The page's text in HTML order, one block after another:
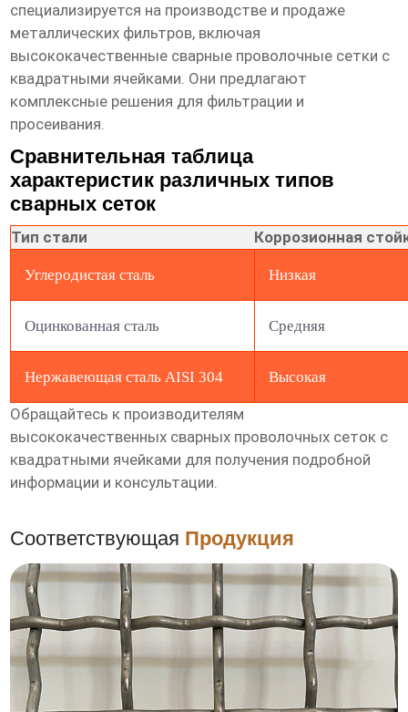
специализируется на производстве и продаже
металлических фильтров, включая
высококачественные сварные проволочные сетки с
квадратными ячейками. Они предлагают
комплексные решения для фильтрации и
просеивания.
Сравнительная таблица
характеристик различных типов
сварных сеток
Тип стали Коррозионная
Углеродистая сталь Низкая
Оцинкованная сталь Средняя
Нержавеющая сталь AISI 304 Высокая
Обращайтесь к производителям
высококачественных сварных проволочных сеток с
квадратными ячейками для получения подробной
информации и консультации.
Соответствующая Продукция